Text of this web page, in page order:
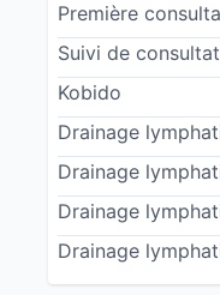
Première
Suivi de
Kobido
Drainage
Drainage
Drainage
Drainage